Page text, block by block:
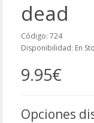
dead
Código: 724
Disponibilidad: En
9.95€
Opciones